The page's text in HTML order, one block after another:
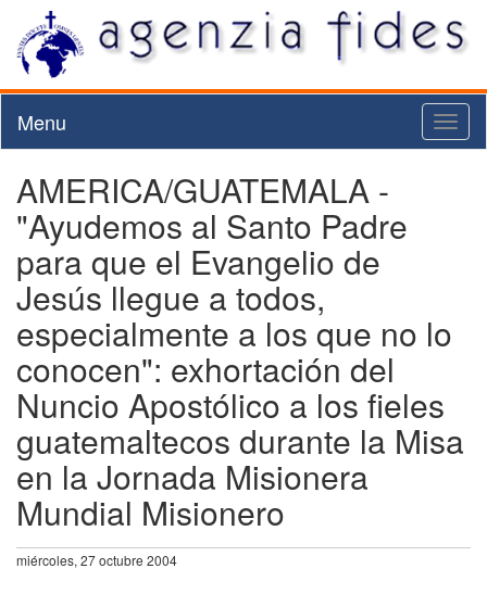
Menu
AMERICA/GUATEMALA -
"Ayudemos al Santo Padre
para que el Evangelio de
Jesús llegue a todos,
especialmente a los que no lo
conocen": exhortación del
Nuncio Apostólico a los fieles
guatemaltecos durante la Misa
en la Jornada Misionera
Mundial Misionero
miércoles, 27 octubre 2004